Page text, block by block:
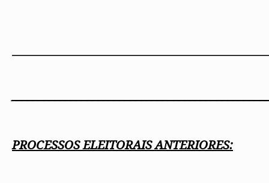
PROCESSOS ELEITORAIS ANTERIORES: